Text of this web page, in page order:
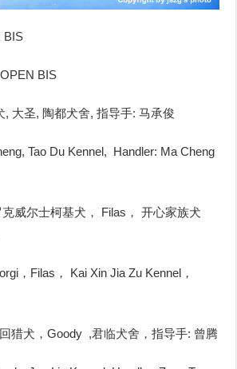
BIS
BIS
大圣, 陶都犬舍, 指导手: 马承俊
Tao Du Kennel, Handler: Ma Cheng
威尔士柯基犬， Filas， 开心家族犬
，Filas， Kai Xin Jia Zu Kennel，
猎犬，Goody ,君临犬舍，指导手: 曾腾